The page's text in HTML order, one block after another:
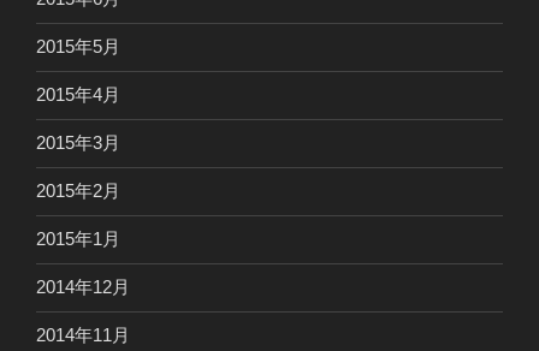
2015年5月
2015年4月
2015年3月
2015年2月
2015年1月
2014年12月
2014年11月